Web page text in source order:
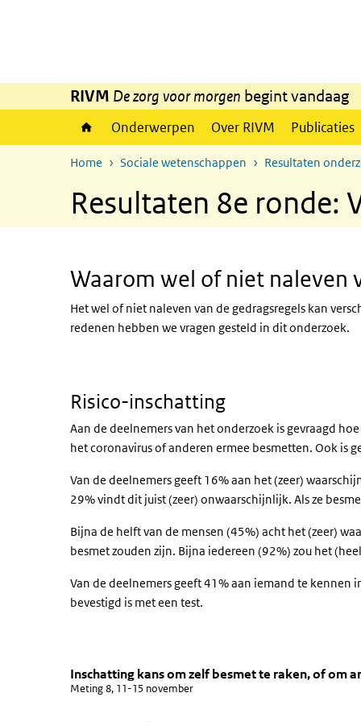
RIVM De zorg voor morgen begint vandaag
Onderwerpen Over RIVM Publicaties
Home Sociale wetenschappen Resultaten
Resultaten 8e ronde:
Waarom wel of niet naleven
Het wel of niet naleven van de gedragsregels kan
redenen hebben we vragen gesteld in dit onderzoek.
Risico-inschatting
Aan de deelnemers van het onderzoek is gevraagd
het coronavirus of anderen ermee besmetten. Ook is
Van de deelnemers geeft 16% aan het (zeer)
29% vindt dit juist (zeer) onwaarschijnlijk. Als ze
Bijna de helft van de mensen (45%) acht het (zeer)
besmet zouden zijn. Bijna iedereen (92%) zou het
Van de deelnemers geeft 41% aan iemand te kennen
bevestigd is met een test.
denken besmet raken, ook
Sla de grafiek 'Inschatting kans om zelf besmet te
Inschatting kans om zelf besmet
Inschatting kans om zelf besmet te raken, of om
Meting 8, 11-15 november